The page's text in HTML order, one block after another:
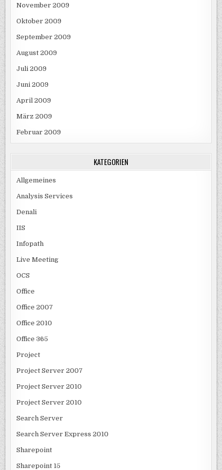
November 2009
Oktober 2009
September 2009
August 2009
Juli 2009
Juni 2009
April 2009
März 2009
Februar 2009
KATEGORIEN
Allgemeines
Analysis Services
Denali
IIS
Infopath
Live Meeting
OCS
Office
Office 2007
Office 2010
Office 365
Project
Project Server 2007
Project Server 2010
Project Server 2010
Search Server
Search Server Express 2010
Sharepoint
Sharepoint 15